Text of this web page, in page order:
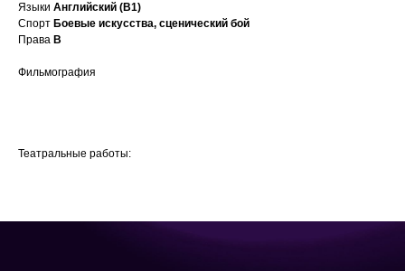
Языки Английский (В1)
Спорт Боевые искусства, сценический бой
Права В
Фильмография
Театральные работы: